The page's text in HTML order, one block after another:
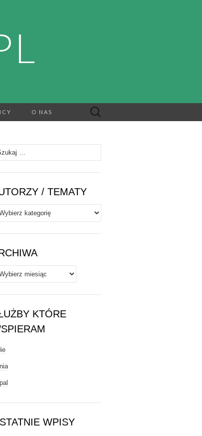
O NAS Szukaj:
/ TEMATY
KTÓRE
WPISY